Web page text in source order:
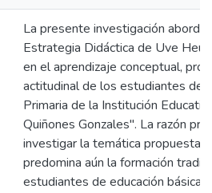
La presente investigación aborda
Estrategia Didáctica de Uve
en el aprendizaje conceptual,
actitudinal de los estudiantes de
Primaria de la Institución
Quiñones Gonzales". La razón
investigar la temática propuesta
predomina aún la formación
estudiantes de educación básica